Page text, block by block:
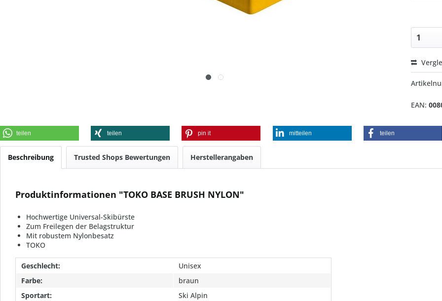
EAN:
teilen teilen pin it mitteilen teilen
Beschreibung Trusted Shops Bewertungen Herstellerangaben
Produktinformationen "TOKO BASE BRUSH NYLON"
Hochwertige Universal-Skibürste
Zum Freilegen der Belagstruktur
Mit robustem Nylonbesatz
TOKO
Geschlecht:
Unisex
Farbe:
braun
Sportart:
Ski Alpin